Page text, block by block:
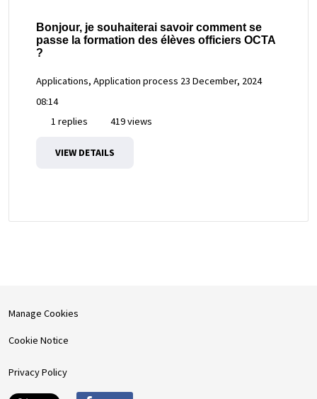
Bonjour, je souhaiterai savoir comment se
passe la formation des élèves officiers OCTA
?
Applications, Application process 23 December, 2024
08:14
1 replies
419 views
VIEW DETAILS
Manage Cookies
Cookie Notice
Privacy Policy